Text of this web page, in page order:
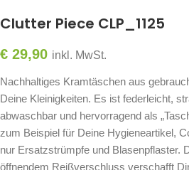
Clutter Piece CLP_1125
€ 29,90 inkl. MwSt.
Nachhaltiges Kramtäschen aus
Deine Kleinigkeiten. Es ist federleicht,
abwaschbar und hervorragend als
zum Beispiel für Deine Hygieneartikel,
nur Ersatzstrümpfe und Blasenpflaster.
öffnendem Reißverschluss verschafft